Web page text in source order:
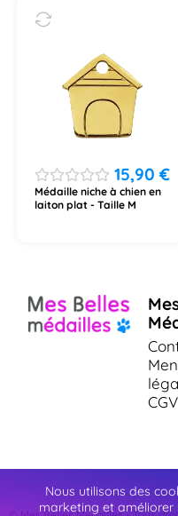
15,90 €
Médaille niche à chien en
laiton plat - Taille M
CGV
Nous utilisons des
marketing et améliorer